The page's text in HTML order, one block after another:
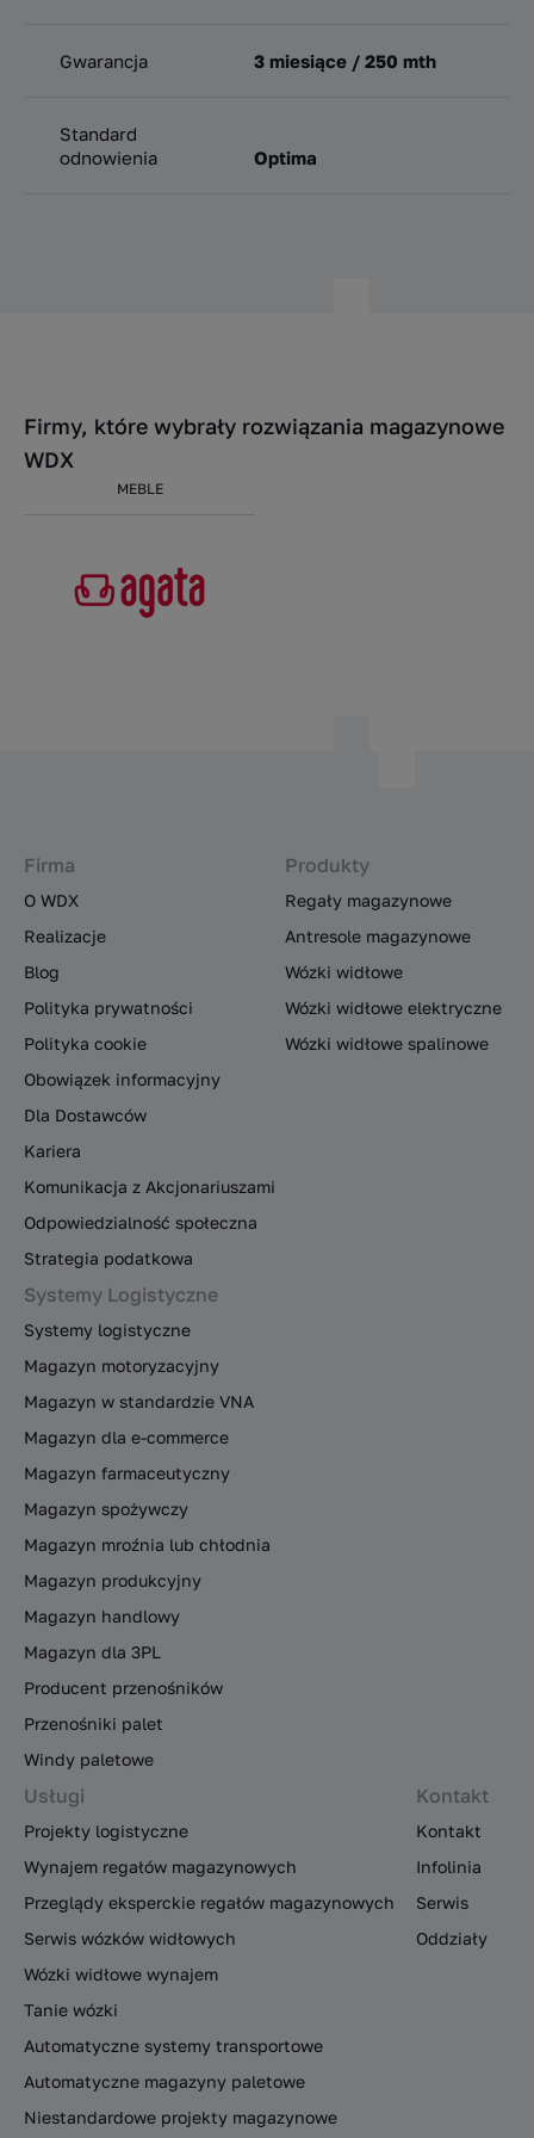
Gwarancja 3 miesiące / 250 mth
Standard
odnowienia
Optima
Firmy, które wybrały rozwiązania magazynowe
WDX
MEBLE
Firma
O WDX
Realizacje
Blog
Polityka prywatności
Polityka cookie
Obowiązek informacyjny
Dla Dostawców
Kariera
Komunikacja z Akcjonariuszami
Odpowiedzialność społeczna
Strategia podatkowa
Produkty
Regały magazynowe
Antresole magazynowe
Wózki widłowe
Wózki widłowe elektryczne
Wózki widłowe spalinowe
Systemy Logistyczne
Systemy logistyczne
Magazyn motoryzacyjny
Magazyn w standardzie VNA
Magazyn dla e-commerce
Magazyn farmaceutyczny
Magazyn spożywczy
Magazyn mroźnia lub chłodnia
Magazyn produkcyjny
Magazyn handlowy
Magazyn dla 3PL
Producent przenośników
Przenośniki palet
Windy paletowe
Usługi
Projekty logistyczne
Wynajem regałów magazynowych
Przeglądy eksperckie regałów magazynowych
Serwis wózków widłowych
Wózki widłowe wynajem
Tanie wózki
Automatyczne systemy transportowe
Automatyczne magazyny paletowe
Niestandardowe projekty magazynowe
Kontakt
Kontakt
Infolinia
Serwis
Oddziały